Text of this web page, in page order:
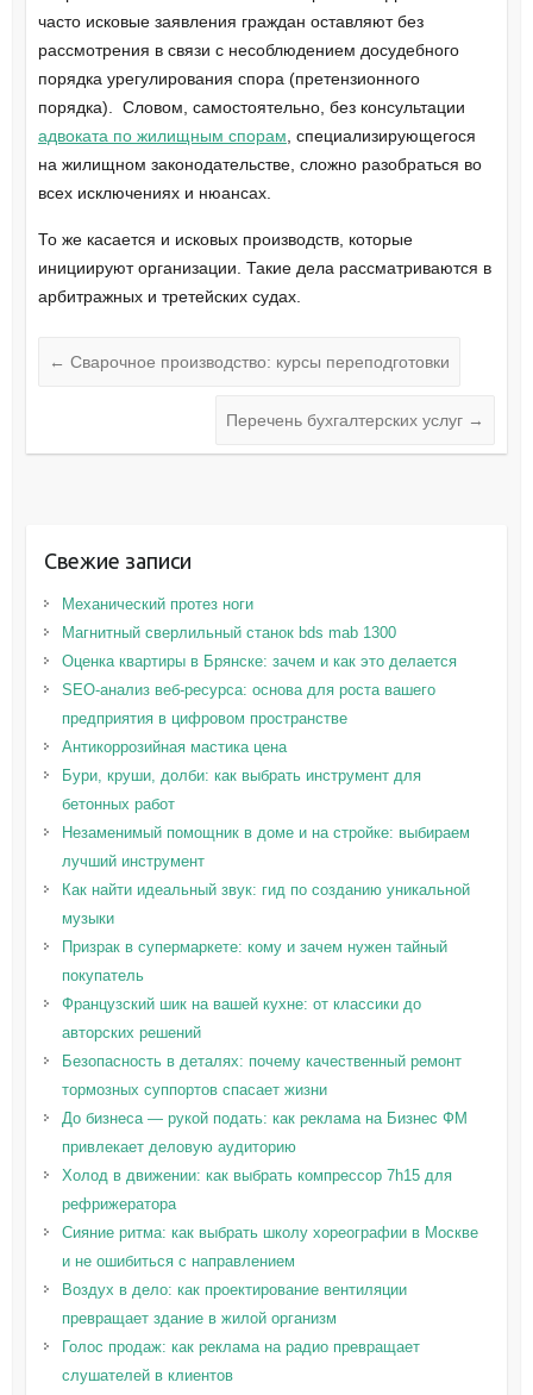
часто исковые заявления граждан оставляют без
рассмотрения в связи с несоблюдением досудебного
порядка урегулирования спора (претензионного
порядка). Словом, самостоятельно, без консультации
адвоката по жилищным спорам , специализирующегося
на жилищном законодательстве, сложно разобраться во
всех исключениях и нюансах.
То же касается и исковых производств, которые
инициируют организации. Такие дела рассматриваются в
арбитражных и третейских судах.
← Сварочное производство: курсы переподготовки
Перечень бухгалтерских услуг →
Свежие записи
Механический протез ноги
Магнитный сверлильный станок bds mab 1300
Оценка квартиры в Брянске: зачем и как это делается
SEO-анализ веб-ресурса: основа для роста вашего
предприятия в цифровом пространстве
Антикоррозийная мастика цена
Бури, круши, долби: как выбрать инструмент для
бетонных работ
Незаменимый помощник в доме и на стройке: выбираем
лучший инструмент
Как найти идеальный звук: гид по созданию уникальной
музыки
Призрак в супермаркете: кому и зачем нужен тайный
покупатель
Французский шик на вашей кухне: от классики до
авторских решений
Безопасность в деталях: почему качественный ремонт
тормозных суппортов спасает жизни
До бизнеса — рукой подать: как реклама на Бизнес ФМ
привлекает деловую аудиторию
Холод в движении: как выбрать компрессор 7h15 для
рефрижератора
Сияние ритма: как выбрать школу хореографии в Москве
и не ошибиться с направлением
Воздух в дело: как проектирование вентиляции
превращает здание в жилой организм
Голос продаж: как реклама на радио превращает
слушателей в клиентов